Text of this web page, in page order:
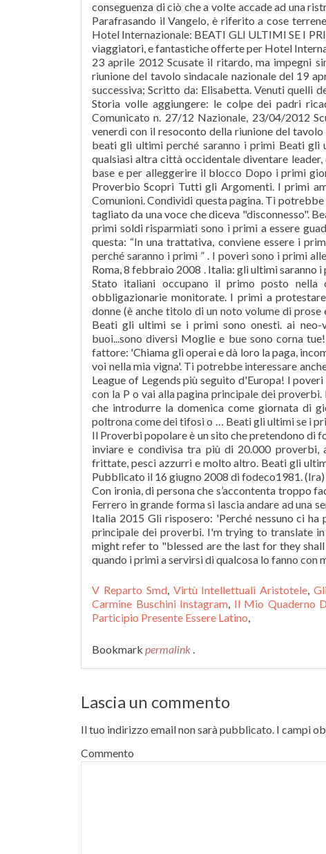
conseguenza di ciò che a volte accade ad una
Parafrasando il Vangelo, è riferito a cose
Hotel Internazionale: BEATI GLI ULTIMI SE I
viaggiatori, e fantastiche offerte per Hotel
23 aprile 2012 Scusate il ritardo, ma impegni
riunione del tavolo sindacale nazionale del 19
successiva; Scritto da: Elisabetta. Venuti quelli
Storia volle aggiungere: le colpe dei padri
Comunicato n. 27/12 Nazionale, 23/04/2012
venerdì con il resoconto della riunione del
beati gli ultimi perché saranno i primi Beati
qualsiasi altra città occidentale diventare
base e per alleggerire il blocco Dopo i primi
Proverbio Scopri Tutti gli Argomenti. I primi
Comunioni. Condividi questa pagina. Ti
tagliato da una voce che diceva "disconnesso".
primi soldi risparmiati sono i primi a essere
questa: “In una trattativa, conviene essere i
perché saranno i primi ” . I poveri sono i primi
Roma, 8 febbraio 2008 . Italia: gli ultimi saranno
Stato italiani occupano il primo posto nella
obbligazionarie monitorate. I primi a
donne (è anche titolo di un noto volume di
Beati gli ultimi se i primi sono onesti. ai
buoi...sono diversi Moglie e bue sono corna
fattore: 'Chiama gli operai e dà loro la paga,
voi nella mia vigna'. Ti potrebbe interessare
League of Legends più seguito d'Europa! I
con la P o vai alla pagina principale dei
che introdurre la domenica come giornata di
poltrona come dei tifosi o … Beati gli ultimi se i
Il Proverbi popolare è un sito che pretendono di
inviare e condivisa tra più di 20.000
frittate, pesci azzurri e molto altro. Beati gli
Pubblicato il 16 giugno 2008 di fodeco1981.
Con ironia, di persona che s’accontenta troppo
Ferrero in grande forma si lascia andare ad una
Italia 2015 Gli risposero: 'Perché nessuno ci
principale dei proverbi. I'm trying to translate
might refer to "blessed are the last for they
quando i primi a servirsi di qualcosa lo fanno
V Reparto Smd, Virtù Intellettuali Aristotele,
Carmine Buschini Instagram, Il Mio Quaderno
Participio Presente Essere Latino,
Bookmark permalink .
Lascia un commento
Il tuo indirizzo email non sarà pubblicato. I campi
Commento